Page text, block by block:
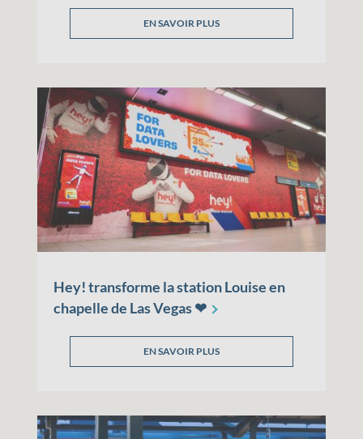
EN SAVOIR PLUS
Hey! transforme la station Louise en
chapelle de Las Vegas❤
EN SAVOIR PLUS